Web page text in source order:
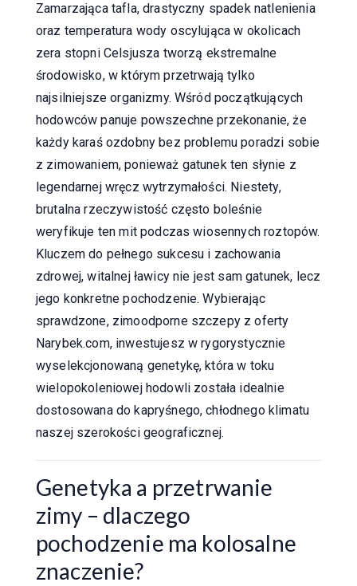
Zamarzająca tafla, drastyczny spadek natlenienia
oraz temperatura wody oscylująca w okolicach
zera stopni Celsjusza tworzą ekstremalne
środowisko, w którym przetrwają tylko
najsilniejsze organizmy. Wśród początkujących
hodowców panuje powszechne przekonanie, że
każdy karaś ozdobny bez problemu poradzi sobie
z zimowaniem, ponieważ gatunek ten słynie z
legendarnej wręcz wytrzymałości. Niestety,
brutalna rzeczywistość często boleśnie
weryfikuje ten mit podczas wiosennych roztopów.
Kluczem do pełnego sukcesu i zachowania
zdrowej, witalnej ławicy nie jest sam gatunek, lecz
jego konkretne pochodzenie. Wybierając
sprawdzone, zimoodporne szczepy z oferty
Narybek.com, inwestujesz w rygorystycznie
wyselekcjonowaną genetykę, która w toku
wielopokoleniowej hodowli została idealnie
dostosowana do kapryśnego, chłodnego klimatu
naszej szerokości geograficznej.
Genetyka a przetrwanie
zimy – dlaczego
pochodzenie ma kolosalne
znaczenie?